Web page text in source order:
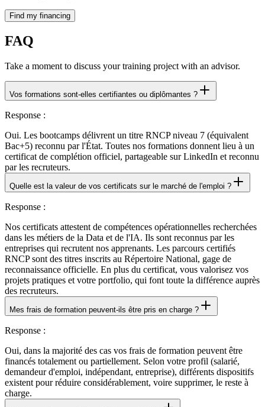
Find my financing
FAQ
Take a moment to discuss your training project with an advisor.
Vos formations sont-elles certifiantes ou diplômantes ?
Response :
Oui. Les bootcamps délivrent un titre RNCP niveau 7 (équivalent
Bac+5) reconnu par l'État. Toutes nos formations donnent lieu à un
certificat de complétion officiel, partageable sur LinkedIn et reconnu
par les recruteurs.
Quelle est la valeur de vos certificats sur le marché de l'emploi ?
Response :
Nos certificats attestent de compétences opérationnelles recherchées
dans les métiers de la Data et de l'IA. Ils sont reconnus par les
entreprises qui recrutent nos apprenants. Les parcours certifiés
RNCP sont des titres inscrits au Répertoire National, gage de
reconnaissance officielle. En plus du certificat, vous valorisez vos
projets pratiques et votre portfolio, qui font toute la différence auprès
des recruteurs.
Mes frais de formation peuvent-ils être pris en charge ?
Response :
Oui, dans la majorité des cas vos frais de formation peuvent être
financés totalement ou partiellement. Selon votre profil (salarié,
demandeur d'emploi, indépendant, entreprise), différents dispositifs
existent pour réduire considérablement, voire supprimer, le reste à
charge.